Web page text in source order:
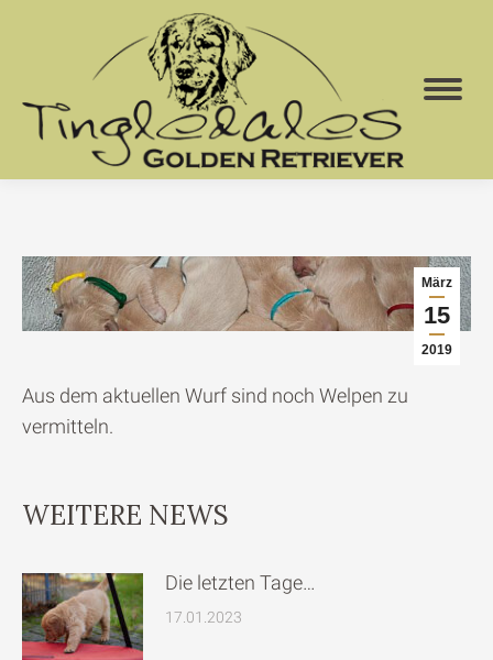
März
15
2019
Aus dem aktuellen Wurf sind noch Welpen zu
vermitteln.
WEITERE NEWS
Die letzten Tage…
17.01.2023